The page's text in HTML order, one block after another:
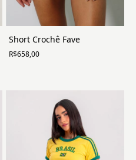
Short Crochê Fave
R$658,00